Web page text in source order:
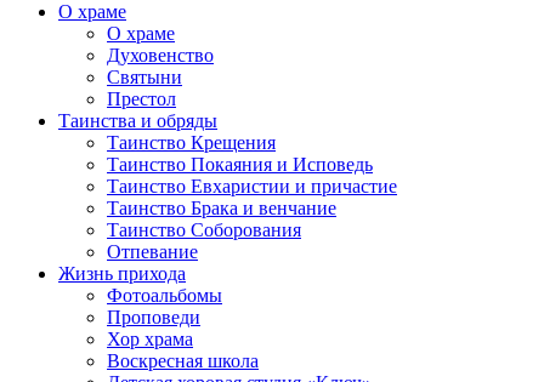
О храме
О храме
Духовенство
Святыни
Престол
Таинства и обряды
Таинство Крещения
Таинство Покаяния и Исповедь
Таинство Евхаристии и причастие
Таинство Брака и венчание
Таинство Соборования
Отпевание
Жизнь прихода
Фотоальбомы
Проповеди
Хор храма
Воскресная школа